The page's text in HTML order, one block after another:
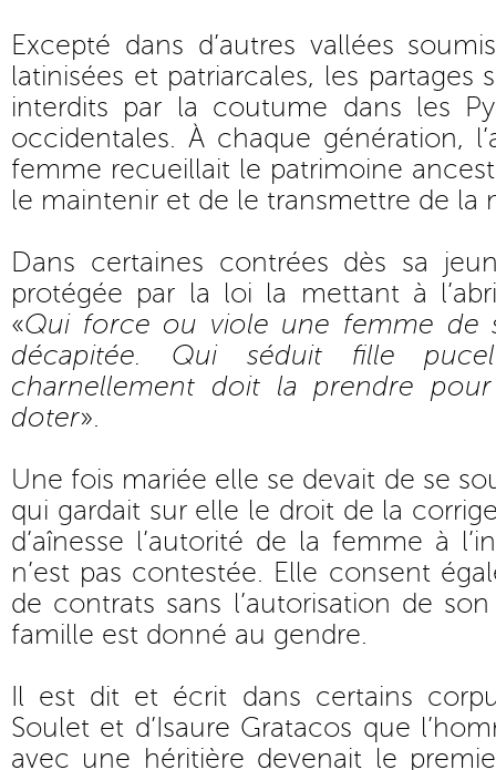
Excepté dans d’autres vallées
latinisées et patriarcales, les partages
interdits par la coutume dans les
occidentales. À chaque génération,
femme recueillait le patrimoine
le maintenir et de le transmettre de la
Dans certaines contrées dès sa
protégée par la loi la mettant à
«Qui force ou viole une femme de
décapitée. Qui séduit fille
charnellement doit la prendre
doter».
Une fois mariée elle se devait de se
qui gardait sur elle le droit de la
d’aînesse l’autorité de la femme à
n’est pas contestée. Elle consent
de contrats sans l’autorisation de
famille est donné au gendre.
Il est dit et écrit dans certains
Soulet et d’Isaure Gratacos que
avec une héritière devenait le